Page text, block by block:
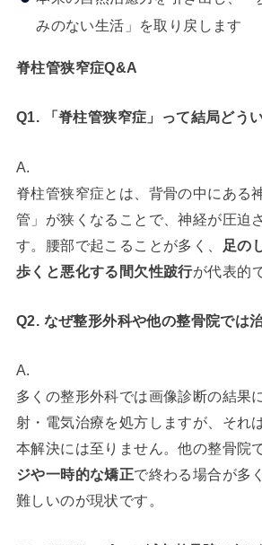
みのない生活」を取り戻します
脊柱管狭窄症Q&A
Q1. 「脊柱管狭窄症」って結局どう
A.
脊柱管狭窄症とは、背骨の中にある
管」が狭くなることで、神経が圧迫
す。腰部で起こることが多く、
足の
歩くと悪化する間欠性跛行が代表的
Q2. なぜ整形外科や他の整骨院では
A.
多くの整形外科では画像診断の結果
射・電気治療を処方しますが、それ
本解決には至りません。他の整骨院
ジや一時的な矯正で終わる場合が多
難しいのが現状です。